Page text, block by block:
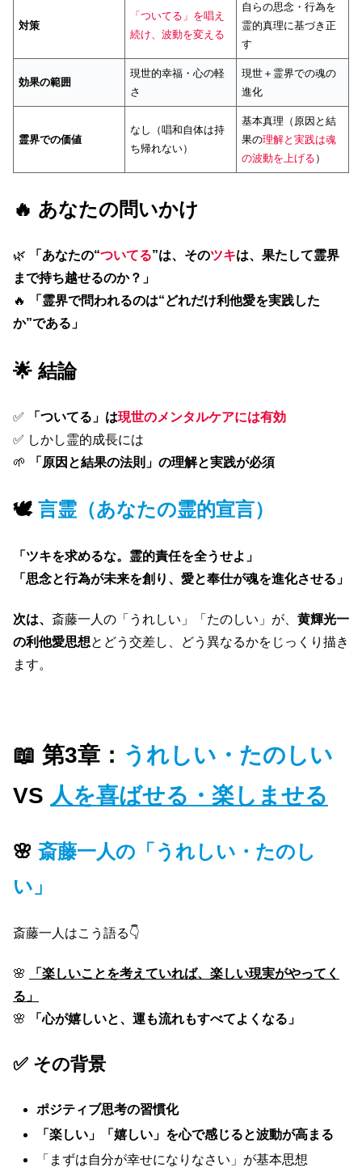
対策
「ついてる」を唱え
続け、波動を変える
自らの思念・行為を
霊的真理に基づき正
す
効果の範囲
現世的幸福・心の軽
さ
現世＋霊界での魂の
進化
霊界での価値
なし（唱和自体は持
ち帰れない）
基本真理（原因と結
果の理解と実践は魂
の波動を上げる ）
🔥 あなたの問いかけ
🌿 「あなたの“ついてる”は、そのツキは、果たして霊界
まで持ち越せるのか？」
🔥
「霊界で問われるのは“どれだけ利他愛を実践した
か”である」
🌟 結論
✅ 「ついてる」は現世のメンタルケアには有効
✅ しかし霊的成長には
🌱
「原因と結果の法則」の理解と実践が必須
🕊 言霊（あなたの霊的宣言）
「ツキを求めるな。霊的責任を全うせよ」
「思念と行為が未来を創り、愛と奉仕が魂を進化させる」
次は、 斎藤一人の「うれしい」「たのしい」が、 黄輝光一
の利他愛思想とどう交差し、どう異なるかをじっくり描き
ます。
📖 第3章： うれしい・たのしい
VS 人を喜ばせる・楽しませる
🌸斎藤一人の「うれしい・たのし
い」
斎藤一人はこう語る👇
🌸
「楽しいことを考えていれば、楽しい現実がやってく
る」
🌸
「心が嬉しいと、運も流れもすべてよくなる」
✅ その背景
ポジティブ思考の習慣化
「楽しい」「嬉しい」を心で感じると波動が高まる
「まずは自分が幸せになりなさい」が基本思想